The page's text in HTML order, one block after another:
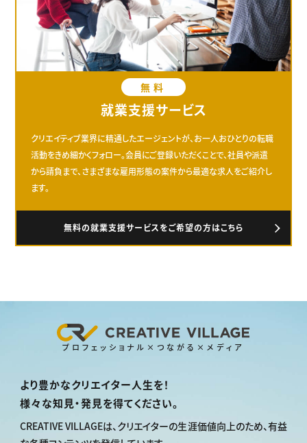
無料
就業支援サービス
クリエイティブ業界に精通したエージェントが、お一人おひとりの転職
活動をきめ細かくフォロー。会員にご登録いただくことで、社員や派遣
から請負まで、さまざまな雇用形態の案件から最適な求人をご紹介し
ます。
無料の就業支援サービスをご希望の方はこちら
プロフェッショナル×つながる×メディア
より豊かなクリエイター人生を！
様々な知見・発見を得てください。
CREATIVE VILLAGEは、 クリエイターの生涯価値向上のため、有益